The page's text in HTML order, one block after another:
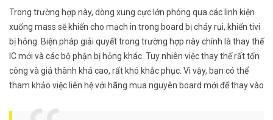
Trong trường hợp này, dòng xung cực lớn phóng qua các linh kiện
xuống mass sẽ khiến cho mạch in trong board bị cháy rụi, khiến tivi
bị hỏng. Biện pháp giải quyết trong trường hợp này chính là thay thế
IC mới và các bộ phận bị hỏng khác. Tuy nhiên việc thay thế rất tốn
công và giá thành khá cao, rất khó khắc phục. Vì vậy, bạn có thể
tham khảo việc liên hệ với hãng mua nguyên board mới để thay vào